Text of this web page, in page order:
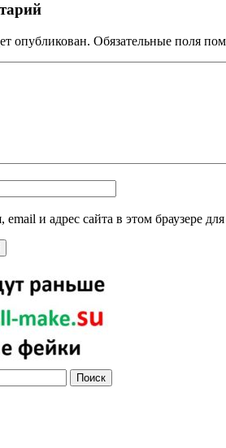
опубликован. Обязательные поля
и адрес сайта в этом браузере